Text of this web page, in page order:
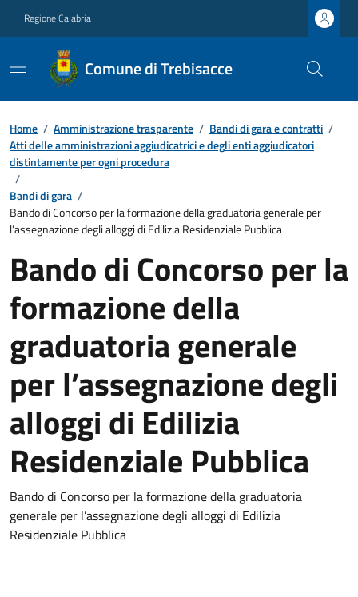
Regione Calabria
Comune di Trebisacce
Home / Amministrazione trasparente / Bandi di gara e contratti /
Atti delle amministrazioni aggiudicatrici e degli enti aggiudicatori
distintamente per ogni procedura
/
Bandi di gara /
Bando di Concorso per la formazione della graduatoria generale per
l’assegnazione degli alloggi di Edilizia Residenziale Pubblica
Bando di Concorso per la
formazione della
graduatoria generale
per l’assegnazione degli
alloggi di Edilizia
Residenziale Pubblica
Bando di Concorso per la formazione della graduatoria
generale per l’assegnazione degli alloggi di Edilizia
Residenziale Pubblica